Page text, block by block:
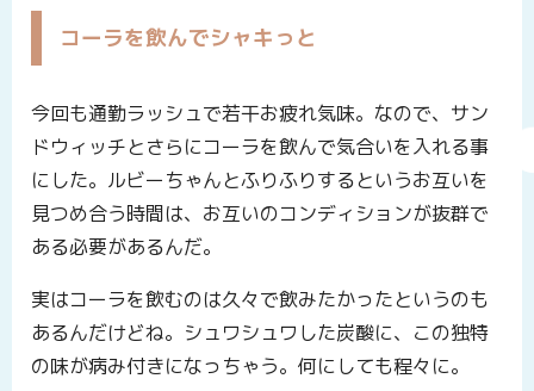
コーラを飲んでシャキっと
今回も通勤ラッシュで若干お疲れ気味。なので、サン
ドウィッチとさらにコーラを飲んで気合いを入れる事
にした。ルビーちゃんとふりふりするというお互いを
見つめ合う時間は、お互いのコンディションが抜群で
ある必要があるんだ。
実はコーラを飲むのは久々で飲みたかったというのも
あるんだけどね。シュワシュワした炭酸に、この独特
の味が病み付きになっちゃう。何にしても程々に。